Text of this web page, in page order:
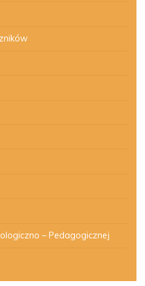
– Pedagogicznej